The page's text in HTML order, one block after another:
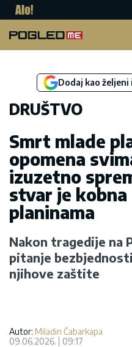
Dodaj kao
DRUŠTVO
Smrt mlade
opomena
izuzetno
stvar je kobna
planinama
Nakon tragedije na
pitanje
njihove zaštite
Autor: Miladin Čabarkapa
09.06.2026.
09:17